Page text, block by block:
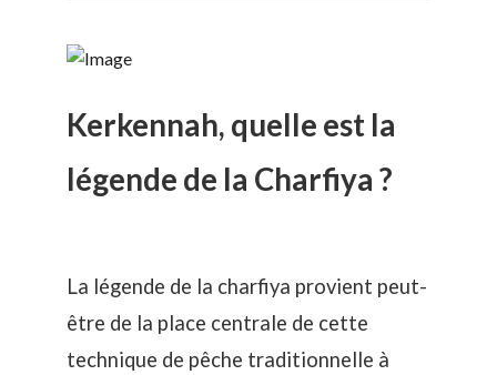
Kerkennah, quelle est la
légende de la Charfiya ?
La légende de la charfiya provient peut-
être de la place centrale de cette
technique de pêche traditionnelle à